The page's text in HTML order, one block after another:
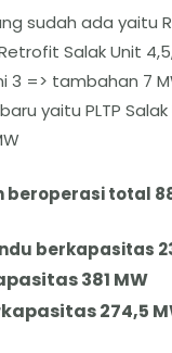
sudah ada yaitu
Salak Unit
3 => tambahan 7
yaitu PLTP
beroperasi total
berkapasitas
381 MW
274,5